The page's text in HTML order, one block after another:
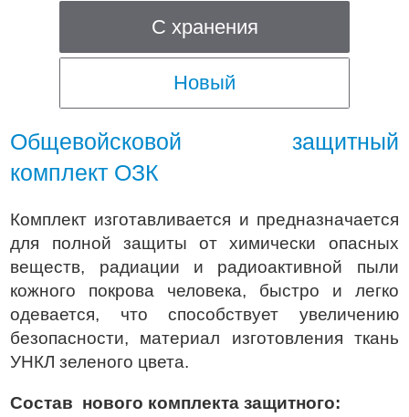
С хранения
Новый
Общевойсковой защитный
комплект ОЗК
Комплект изготавливается и предназначается
для полной защиты от химически опасных
веществ, радиации и радиоактивной пыли
кожного покрова человека, быстро и легко
одевается, что способствует увеличению
безопасности, материал изготовления ткань
УНКЛ зеленого цвета.
Состав нового комплекта защитного: